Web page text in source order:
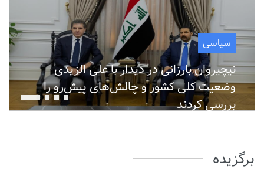
سیاسی
نیچیروان بارزانی در دیدار با علی الزیدی
وضعیت کلی کشور و چالش‌های پیش‌رو را
بررسی کردند
برگزیده